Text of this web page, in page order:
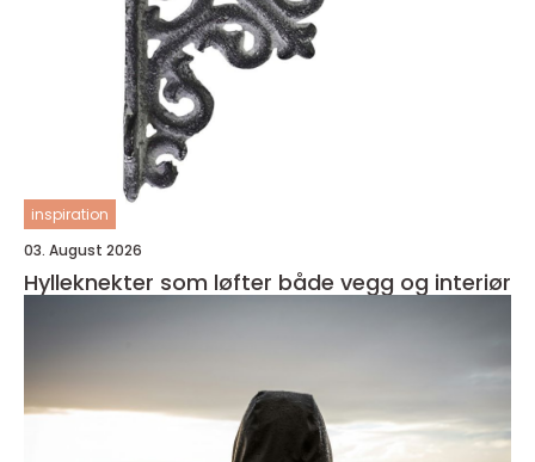
inspiration
03. August 2026
Hylleknekter som løfter både vegg og interiør